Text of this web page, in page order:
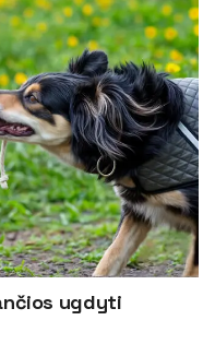
ugdyti